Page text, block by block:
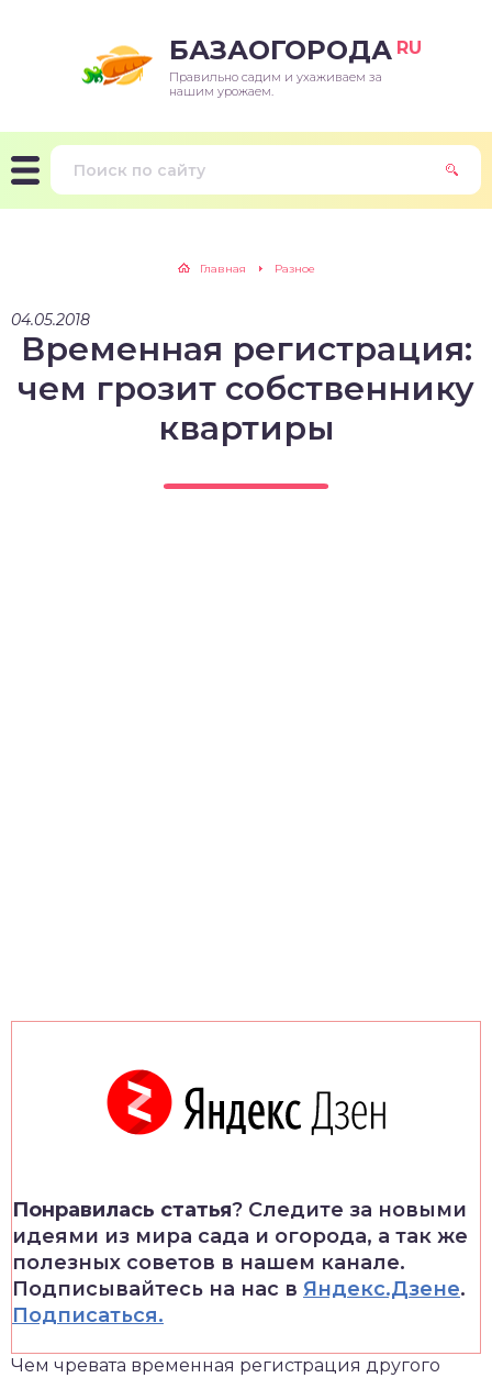
БАЗАОГОРОДА RU
Правильно садим и ухаживаем за
нашим урожаем.
Главная Разное
04.05.2018
Временная регистрация:
чем грозит собственнику
квартиры
Понравилась статья? Следите за новыми
идеями из мира сада и огорода, а так же
полезных советов в нашем канале.
Подписывайтесь на нас в Яндекс.Дзене.
Подписаться.
Чем чревата временная регистрация другого